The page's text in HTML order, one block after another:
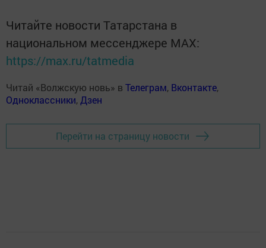
Читайте новости Татарстана в
национальном мессенджере MАХ:
https://max.ru/tatmedia
Читай «Волжскую новь» в Телеграм, Вконтакте,
Одноклассники, Дзен
Перейти на страницу новости